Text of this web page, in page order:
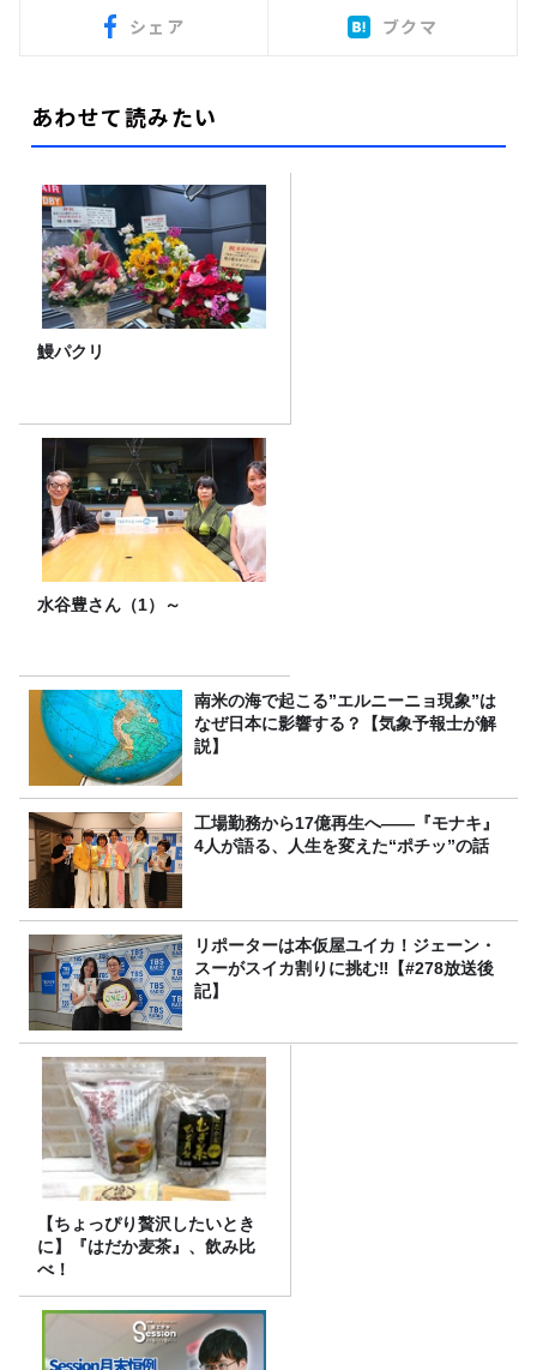
シェア ブクマ
あわせて読みたい
鰻パクリ
水谷豊さん（1）～
南米の海で起こる”エルニーニョ現象”は
なぜ日本に影響する？【気象予報士が解
説】
工場勤務から17億再生へ——『モナキ』
4人が語る、人生を変えた“ポチッ”の話
リポーターは本仮屋ユイカ！ジェーン・
スーがスイカ割りに挑む‼【#278放送後
記】
【ちょっぴり贅沢したいとき
に】『はだか麦茶』、飲み比
べ！